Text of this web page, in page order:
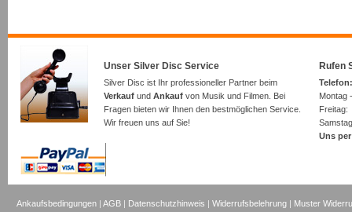
Unser Silver Disc Service
Silver Disc ist Ihr professioneller Partner beim
Verkauf und Ankauf von Musik und Filmen. Bei
Fragen bieten wir Ihnen den bestmöglichen Service.
Wir freuen uns auf Sie!
Rufen
Montag
Uns
Ankaufsbedingungen |AGB | Datenschutzhinweis |Widerrufsbelehrung | Muster